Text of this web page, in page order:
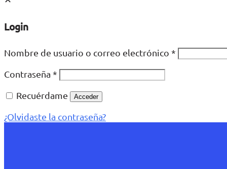
Login
Nombre de usuario o correo electrónico *
Contraseña *
Recuérdame
Acceder
¿Olvidaste la contraseña?